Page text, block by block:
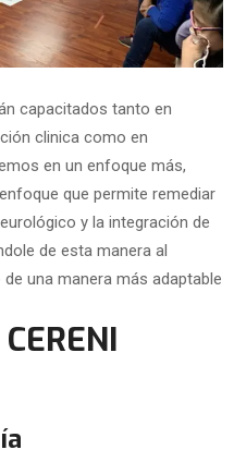
capacitados tanto en
clinica como en
en un enfoque más,
que permite remediar
y la integración de
de esta manera al
una manera más adaptable